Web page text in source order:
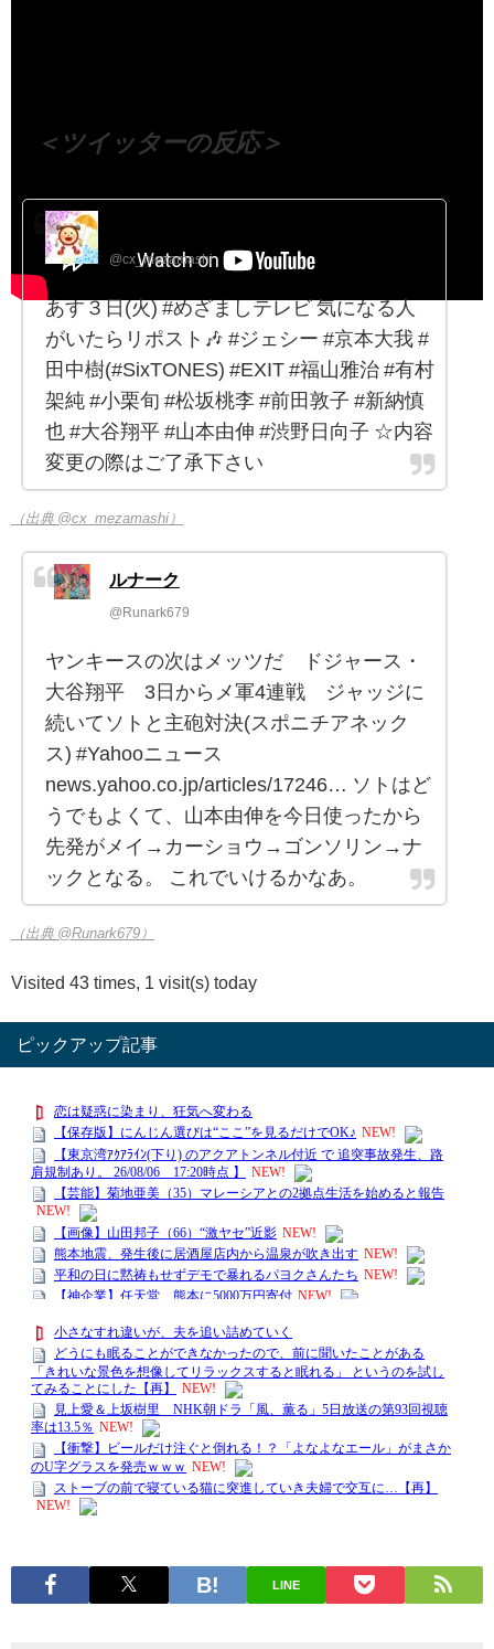
＜ツイッターの反応＞
@cx_mezamashi
あす３日(火) #めざましテレビ 気になる人
がいたらリポスト🎶 #ジェシー #京本大我 #
田中樹(#SixTONES) #EXIT #福山雅治 #有村
架純 #小栗旬 #松坂桃李 #前田敦子 #新納慎
也 #大谷翔平 #山本由伸 #渋野日向子 ☆内容
変更の際はご了承下さい
（出典 @cx_mezamashi）
ルナーク
@Runark679
ヤンキースの次はメッツだ ドジャース・
大谷翔平 3日からメ軍4連戦 ジャッジに
続いてソトと主砲対決(スポニチアネック
ス) #Yahooニュース
news.yahoo.co.jp/articles/17246… ソトはど
うでもよくて、山本由伸を今日使ったから
先発がメイ→カーショウ→ゴンソリン→ナ
ックとなる。 これでいけるかなあ。
（出典 @Runark679）
Visited 43 times, 1 visit(s) today
ピックアップ記事
LINE